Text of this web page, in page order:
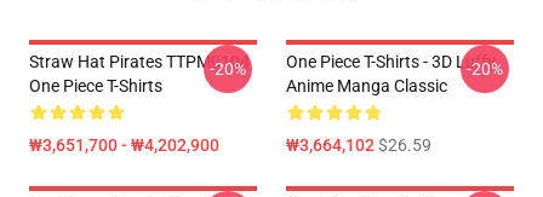
Straw Hat Pirates TTPM0104
One Piece T-Shirts
₩3,651,700 - ₩4,202,900
-20%
One Piece T-Shirts - 3D Luffy
Anime Manga Classic
₩3,664,102$26.59
-20%